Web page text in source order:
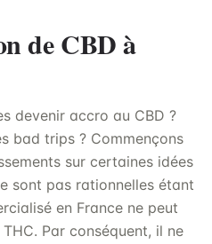
de CBD à
devenir accro au CBD ?
bad trips ? Commençons
sur certaines idées
sont pas rationnelles étant
en France ne peut
Par conséquent, il ne